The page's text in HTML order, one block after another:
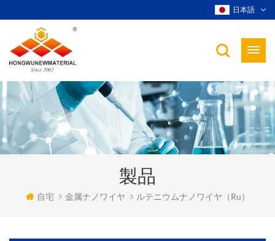
日本語
製品
自宅 金属ナノワイヤ ルテニウムナノワイヤ（ru）